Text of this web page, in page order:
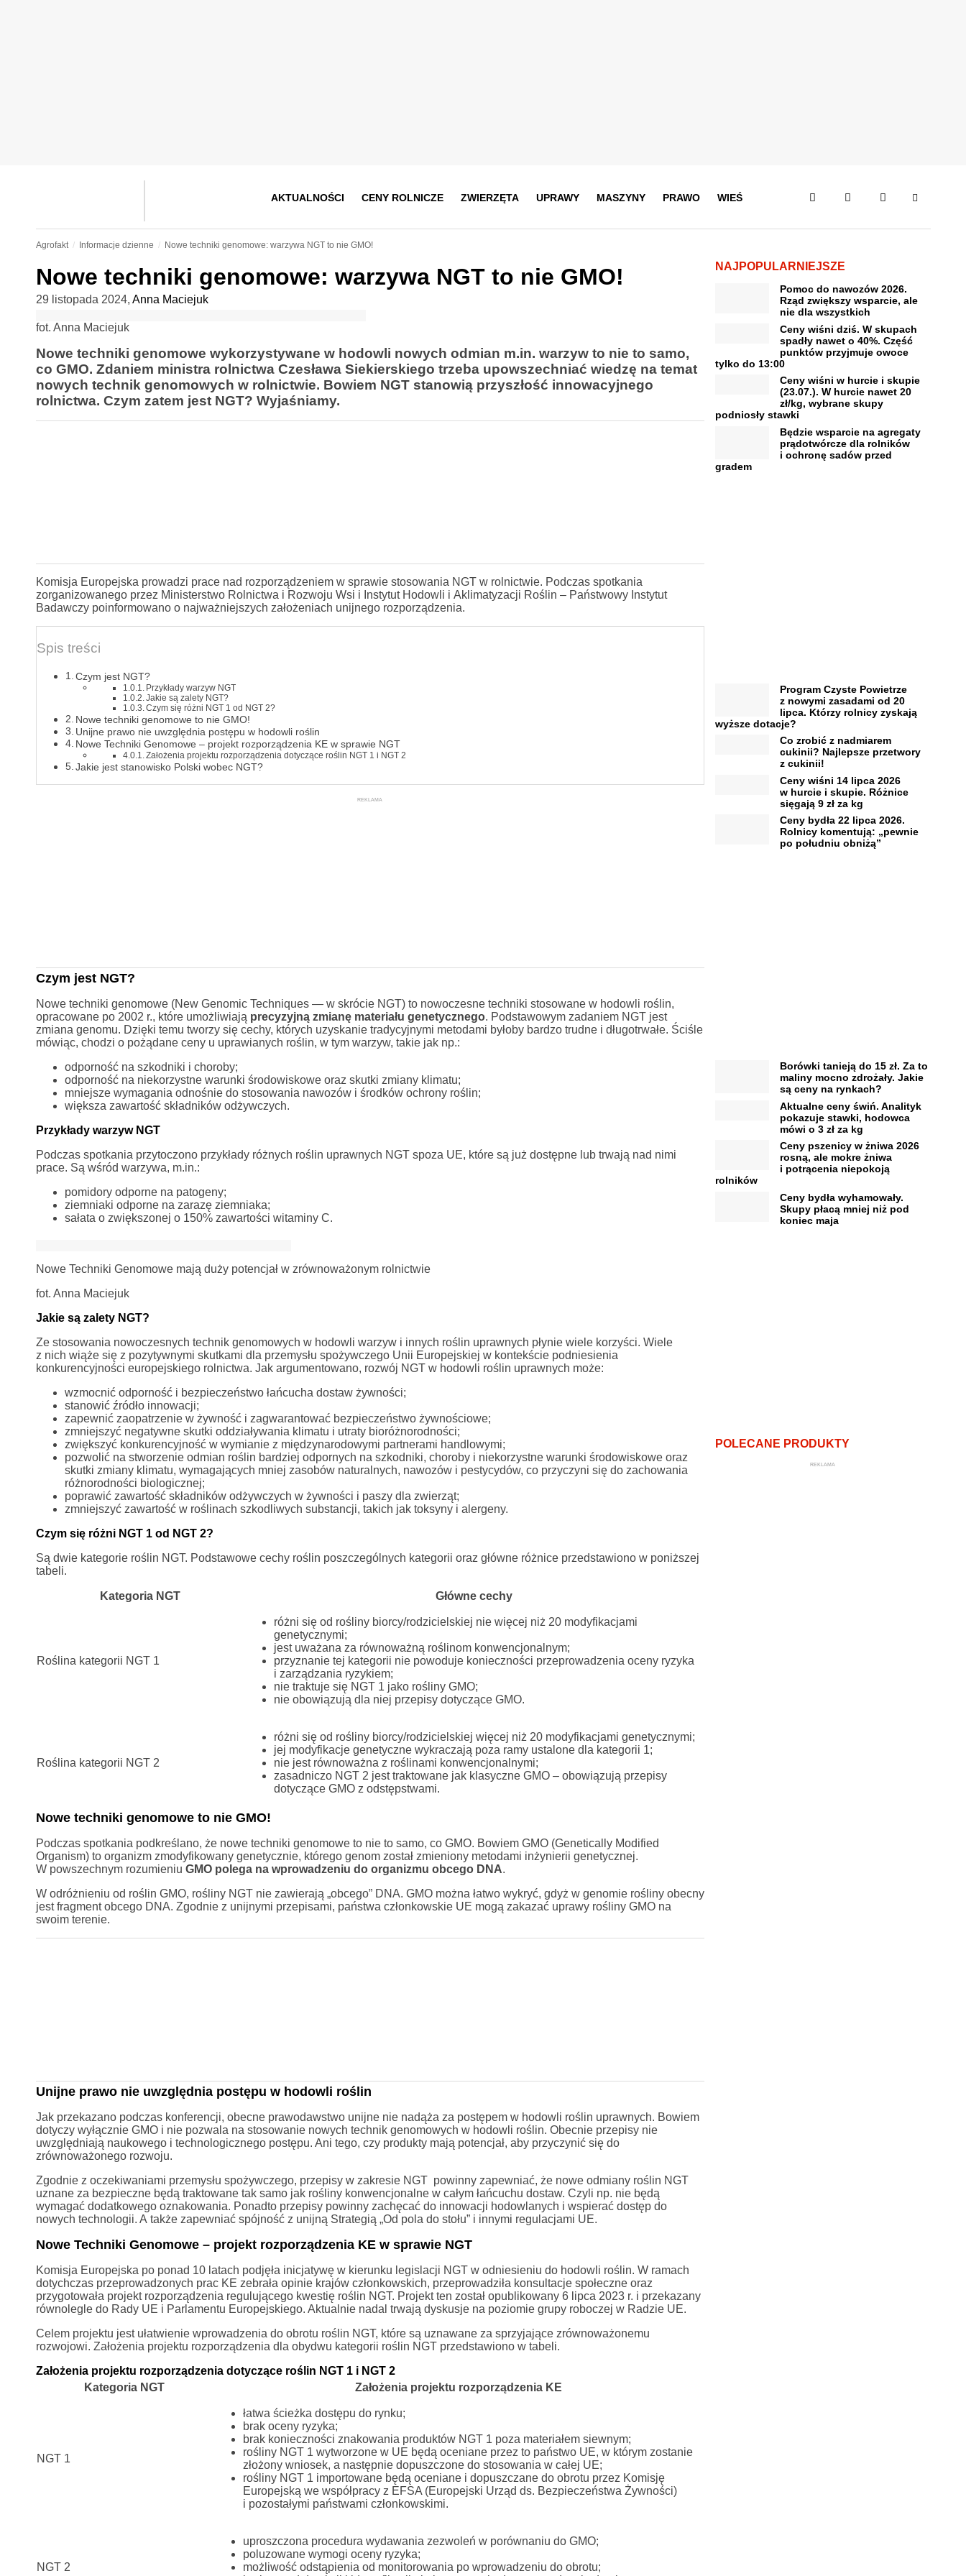
AKTUALNOŚCI CENY ROLNICZE ZWIERZĘTA UPRAWY MASZYNY PRAWO WIEŚ
Agrofakt Informacje dzienne Nowe techniki genomowe: warzywa NGT to nie GMO!
Nowe techniki genomowe: warzywa NGT to nie GMO!
29 listopada 2024, Anna Maciejuk
fot. Anna Maciejuk
Nowe techniki genomowe wykorzystywane w hodowli nowych odmian m.in. warzyw to nie to samo,
co GMO. Zdaniem ministra rolnictwa Czesława Siekierskiego trzeba upowszechniać wiedzę na temat
nowych technik genomowych w rolnictwie. Bowiem NGT stanowią przyszłość innowacyjnego
rolnictwa. Czym zatem jest NGT? Wyjaśniamy.
Komisja Europejska prowadzi prace nad rozporządzeniem w sprawie stosowania NGT w rolnictwie. Podczas spotkania
zorganizowanego przez Ministerstwo Rolnictwa i Rozwoju Wsi i Instytut Hodowli i Aklimatyzacji Roślin – Państwowy Instytut
Badawczy poinformowano o najważniejszych założeniach unijnego rozporządzenia.
Spis treści
Czym jest NGT?
Przykłady warzyw NGT
Jakie są zalety NGT?
Czym się różni NGT 1 od NGT 2?
Nowe techniki genomowe to nie GMO!
Unijne prawo nie uwzględnia postępu w hodowli roślin
Nowe Techniki Genomowe – projekt rozporządzenia KE w sprawie NGT
Założenia projektu rozporządzenia dotyczące roślin NGT 1 i NGT 2
Jakie jest stanowisko Polski wobec NGT?
REKLAMA
Czym jest NGT?
Nowe techniki genomowe (New Genomic Techniques — w skrócie NGT) to nowoczesne techniki stosowane w hodowli roślin,
opracowane po 2002 r., które umożliwiają precyzyjną zmianę materiału genetycznego. Podstawowym zadaniem NGT jest
zmiana genomu. Dzięki temu tworzy się cechy, których uzyskanie tradycyjnymi metodami byłoby bardzo trudne i długotrwałe. Ściśle
mówiąc, chodzi o pożądane ceny u uprawianych roślin, w tym warzyw, takie jak np.:
odporność na szkodniki i choroby;
odporność na niekorzystne warunki środowiskowe oraz skutki zmiany klimatu;
mniejsze wymagania odnośnie do stosowania nawozów i środków ochrony roślin;
większa zawartość składników odżywczych.
Przykłady warzyw NGT
Podczas spotkania przytoczono przykłady różnych roślin uprawnych NGT spoza UE, które są już dostępne lub trwają nad nimi
prace. Są wśród warzywa, m.in.:
pomidory odporne na patogeny;
ziemniaki odporne na zarazę ziemniaka;
sałata o zwiększonej o 150% zawartości witaminy C.
Nowe Techniki Genomowe mają duży potencjał w zrównoważonym rolnictwie
fot. Anna Maciejuk
Jakie są zalety NGT?
Ze stosowania nowoczesnych technik genomowych w hodowli warzyw i innych roślin uprawnych płynie wiele korzyści. Wiele
z nich wiąże się z pozytywnymi skutkami dla przemysłu spożywczego Unii Europejskiej w kontekście podniesienia
konkurencyjności europejskiego rolnictwa. Jak argumentowano, rozwój NGT w hodowli roślin uprawnych może:
wzmocnić odporność i bezpieczeństwo łańcucha dostaw żywności;
stanowić źródło innowacji;
zapewnić zaopatrzenie w żywność i zagwarantować bezpieczeństwo żywnościowe;
zmniejszyć negatywne skutki oddziaływania klimatu i utraty bioróżnorodności;
zwiększyć konkurencyjność w wymianie z międzynarodowymi partnerami handlowymi;
pozwolić na stworzenie odmian roślin bardziej odpornych na szkodniki, choroby i niekorzystne warunki środowiskowe oraz
skutki zmiany klimatu, wymagających mniej zasobów naturalnych, nawozów i pestycydów, co przyczyni się do zachowania
różnorodności biologicznej;
poprawić zawartość składników odżywczych w żywności i paszy dla zwierząt;
zmniejszyć zawartość w roślinach szkodliwych substancji, takich jak toksyny i alergeny.
Czym się różni NGT 1 od NGT 2?
Są dwie kategorie roślin NGT. Podstawowe cechy roślin poszczególnych kategorii oraz główne różnice przedstawiono w poniższej
tabeli.
Kategoria NGT Główne cechy
Roślina kategorii NGT 1
różni się od rośliny biorcy/rodzicielskiej nie więcej niż 20 modyfikacjami
genetycznymi;
jest uważana za równoważną roślinom konwencjonalnym;
przyznanie tej kategorii nie powoduje konieczności przeprowadzenia oceny ryzyka
i zarządzania ryzykiem;
nie traktuje się NGT 1 jako rośliny GMO;
nie obowiązują dla niej przepisy dotyczące GMO.
Roślina kategorii NGT 2
różni się od rośliny biorcy/rodzicielskiej więcej niż 20 modyfikacjami genetycznymi;
jej modyfikacje genetyczne wykraczają poza ramy ustalone dla kategorii 1;
nie jest równoważna z roślinami konwencjonalnymi;
zasadniczo NGT 2 jest traktowane jak klasyczne GMO – obowiązują przepisy
dotyczące GMO z odstępstwami.
Nowe techniki genomowe to nie GMO!
Podczas spotkania podkreślano, że nowe techniki genomowe to nie to samo, co GMO. Bowiem GMO (Genetically Modified
Organism) to organizm zmodyfikowany genetycznie, którego genom został zmieniony metodami inżynierii genetycznej.
W powszechnym rozumieniu GMO polega na wprowadzeniu do organizmu obcego DNA.
W odróżnieniu od roślin GMO, rośliny NGT nie zawierają „obcego” DNA. GMO można łatwo wykryć, gdyż w genomie rośliny obecny
jest fragment obcego DNA. Zgodnie z unijnymi przepisami, państwa członkowskie UE mogą zakazać uprawy rośliny GMO na
swoim terenie.
Unijne prawo nie uwzględnia postępu w hodowli roślin
Jak przekazano podczas konferencji, obecne prawodawstwo unijne nie nadąża za postępem w hodowli roślin uprawnych. Bowiem
dotyczy wyłącznie GMO i nie pozwala na stosowanie nowych technik genomowych w hodowli roślin. Obecnie przepisy nie
uwzględniają naukowego i technologicznego postępu. Ani tego, czy produkty mają potencjał, aby przyczynić się do
zrównoważonego rozwoju.
Zgodnie z oczekiwaniami przemysłu spożywczego, przepisy w zakresie NGT powinny zapewniać, że nowe odmiany roślin NGT
uznane za bezpieczne będą traktowane tak samo jak rośliny konwencjonalne w całym łańcuchu dostaw. Czyli np. nie będą
wymagać dodatkowego oznakowania. Ponadto przepisy powinny zachęcać do innowacji hodowlanych i wspierać dostęp do
nowych technologii. A także zapewniać spójność z unijną Strategią „Od pola do stołu” i innymi regulacjami UE.
Nowe Techniki Genomowe – projekt rozporządzenia KE w sprawie NGT
Komisja Europejska po ponad 10 latach podjęła inicjatywę w kierunku legislacji NGT w odniesieniu do hodowli roślin. W ramach
dotychczas przeprowadzonych prac KE zebrała opinie krajów członkowskich, przeprowadziła konsultacje społeczne oraz
przygotowała projekt rozporządzenia regulującego kwestię roślin NGT. Projekt ten został opublikowany 6 lipca 2023 r. i przekazany
równolegle do Rady UE i Parlamentu Europejskiego. Aktualnie nadal trwają dyskusje na poziomie grupy roboczej w Radzie UE.
Celem projektu jest ułatwienie wprowadzenia do obrotu roślin NGT, które są uznawane za sprzyjające zrównoważonemu
rozwojowi. Założenia projektu rozporządzenia dla obydwu kategorii roślin NGT przedstawiono w tabeli.
Założenia projektu rozporządzenia dotyczące roślin NGT 1 i NGT 2
Kategoria NGT
Założenia projektu rozporządzenia KE
NGT 1
łatwa ścieżka dostępu do rynku;
brak oceny ryzyka;
brak konieczności znakowania produktów NGT 1 poza materiałem siewnym;
rośliny NGT 1 wytworzone w UE będą oceniane przez to państwo UE, w którym zostanie
złożony wniosek, a następnie dopuszczone do stosowania w całej UE;
rośliny NGT 1 importowane będą oceniane i dopuszczane do obrotu przez Komisję
Europejską we współpracy z EFSA (Europejski Urząd ds. Bezpieczeństwa Żywności)
i pozostałymi państwami członkowskimi.
NGT 2
uproszczona procedura wydawania zezwoleń w porównaniu do GMO;
poluzowane wymogi oceny ryzyka;
możliwość odstąpienia od monitorowania po wprowadzeniu do obrotu;
NAJPOPULARNIEJSZE
Pomoc do nawozów 2026.
Rząd zwiększy wsparcie, ale
nie dla wszystkich
Ceny wiśni dziś. W skupach
spadły nawet o 40%. Część
punktów przyjmuje owoce
tylko do 13:00
Ceny wiśni w hurcie i skupie
(23.07.). W hurcie nawet 20
zł/kg, wybrane skupy
podniosły stawki
Będzie wsparcie na agregaty
prądotwórcze dla rolników
i ochronę sadów przed
gradem
Program Czyste Powietrze
z nowymi zasadami od 20
lipca. Którzy rolnicy zyskają
wyższe dotacje?
Co zrobić z nadmiarem
cukinii? Najlepsze przetwory
z cukinii!
Ceny wiśni 14 lipca 2026
w hurcie i skupie. Różnice
sięgają 9 zł za kg
Ceny bydła 22 lipca 2026.
Rolnicy komentują: „pewnie
po południu obniżą”
Borówki tanieją do 15 zł. Za to
maliny mocno zdrożały. Jakie
są ceny na rynkach?
Aktualne ceny świń. Analityk
pokazuje stawki, hodowca
mówi o 3 zł za kg
Ceny pszenicy w żniwa 2026
rosną, ale mokre żniwa
i potrącenia niepokoją
rolników
Ceny bydła wyhamowały.
Skupy płacą mniej niż pod
koniec maja
POLECANE PRODUKTY
REKLAMA